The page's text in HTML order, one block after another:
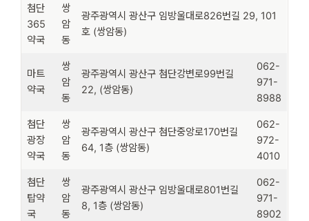
첨단
365
약국
쌍
암
동
광주광역시 광산구 임방울대로826번길 29, 101
호 (쌍암동)
마트
약국
쌍
암
동
광주광역시 광산구 첨단강변로99번길
22, (쌍암동)
062-
971-
8988
첨단
광장
약국
쌍
암
동
광주광역시 광산구 첨단중앙로170번길
64, 1층 (쌍암동)
062-
972-
4010
첨단
탑약
국
쌍
암
동
광주광역시 광산구 임방울대로801번길
8, 1층 (쌍암동)
062-
971-
8902